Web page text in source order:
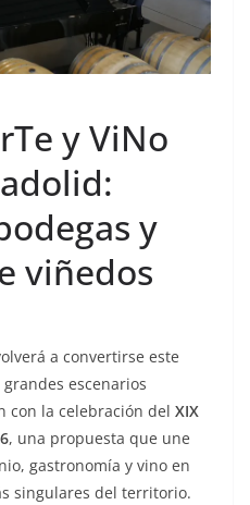
y ViNo
y
viñedos
a convertirse este
escenarios
con la celebración del XIX
, una propuesta que une
gastronomía y vino en
singulares del territorio.